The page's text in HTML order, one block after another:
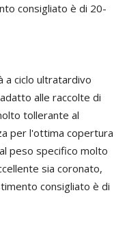
consigliato è di 20-
a ciclo ultratardivo
alle raccolte di
tollerante al
per l'ottima copertura
peso specifico molto
sia coronato,
consigliato è di